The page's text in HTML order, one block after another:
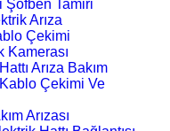
Şofben Tamiri
Arıza
Çekimi
Kamerası
Arıza Bakım
Çekimi Ve
Arızası